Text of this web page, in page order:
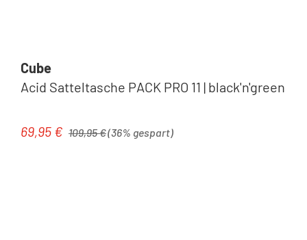
Cube
Acid Satteltasche PACK PRO 11 | black'n'green
Verkaufspreis:
69,95 € Regulärer Preis:
109,95 €(36% gespart)